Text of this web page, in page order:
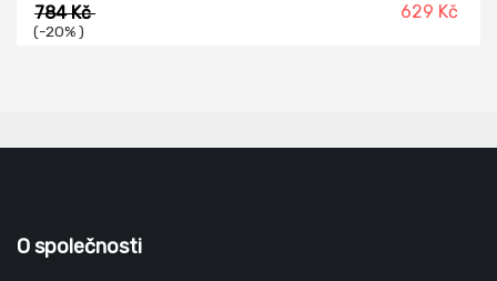
784 Kč
(-20% )
629 Kč
O společnosti